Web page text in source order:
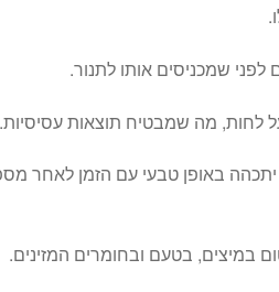
שמכניסים אותו לתנור.
לחות, מה שמבטיח תוצאות עסיסיות.
באופן טבעי עם הזמן לאחר
במיצים, בטעם ובחומרים המזינים.